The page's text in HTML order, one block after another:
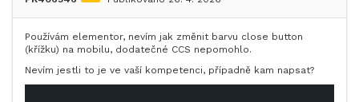
Používám elementor, nevím jak změnit barvu close button
(křížku) na mobilu, dodatečné CCS nepomohlo.
Nevím jestli to je ve vaší kompetenci, případně kam napsat?